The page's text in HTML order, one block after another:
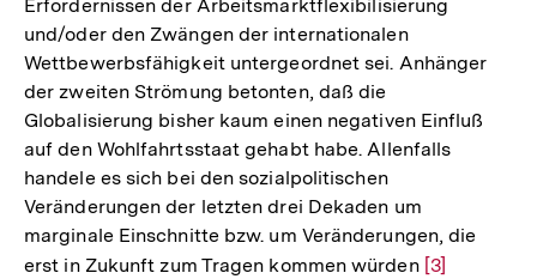
der
Fußnote
Erfordernissen der Arbeitsmarktflexibilisierung
und/oder den Zwängen der internationalen
Wettbewerbsfähigkeit untergeordnet sei. Anhänger
der zweiten Strömung betonten, daß die
Globalisierung bisher kaum einen negativen Einfluß
auf den Wohlfahrtsstaat gehabt habe. Allenfalls
handele es sich bei den sozialpolitischen
Veränderungen der letzten drei Dekaden um
marginale Einschnitte bzw. um Veränderungen, die
erst in Zukunft zum Tragen kommen würden Zur
[3]